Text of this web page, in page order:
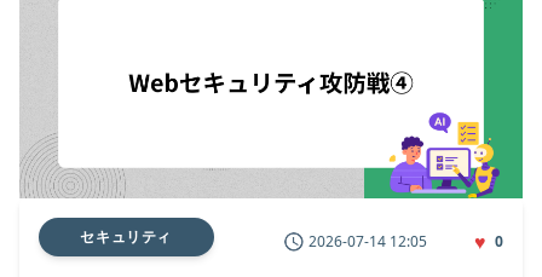
セキュリティ 2026-07-14 12:05 ♥ 0